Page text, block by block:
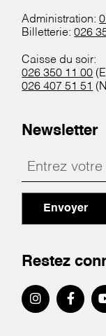
Administration:
Billetterie:026
Caisse du soir:
026 350 11 00
026 407 51 51
Newsletter
Envoyer
Restez